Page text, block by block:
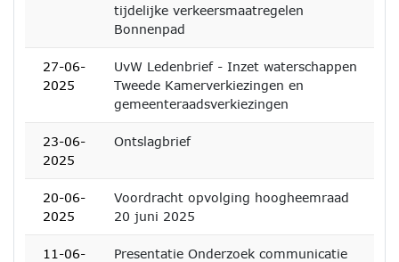
tijdelijke verkeersmaatregelen
Bonnenpad
27-06-
2025
UvW Ledenbrief - Inzet waterschappen
Tweede Kamerverkiezingen en
gemeenteraadsverkiezingen
23-06-
2025
Ontslagbrief
20-06-
2025
Voordracht opvolging hoogheemraad
20 juni 2025
11-06-
Presentatie Onderzoek communicatie